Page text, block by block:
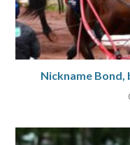
Nickname